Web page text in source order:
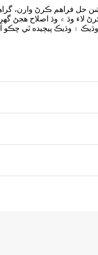
حل فراهم ڪرڻ وارن،
لاء وڌ ۾ وڌ اصلاح هجڻ
وڌيڪ ۽ وڌيڪ پيچيده